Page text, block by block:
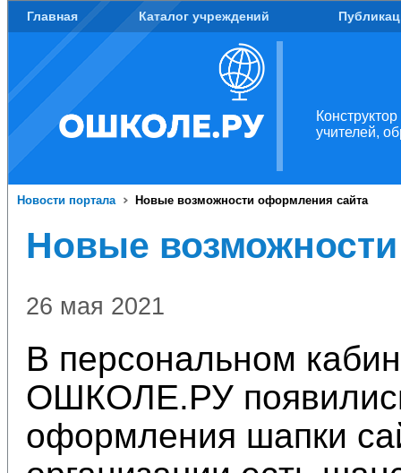
Главная Каталог учреждений
учителей,
Новости портала Новые возможности оформления сайта
Новые
26 мая 2021
В персональном
ОШКОЛЕ.РУ
оформления шапки